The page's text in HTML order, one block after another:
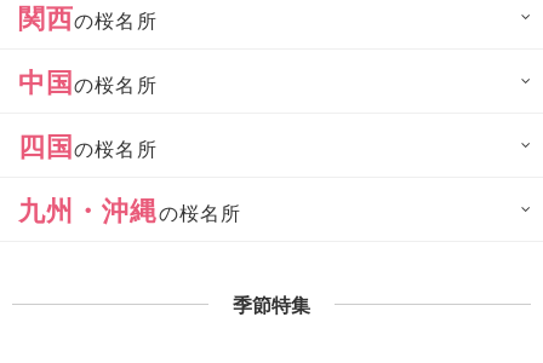
関西の桜名所
中国の桜名所
四国の桜名所
九州・沖縄の桜名所
季節特集